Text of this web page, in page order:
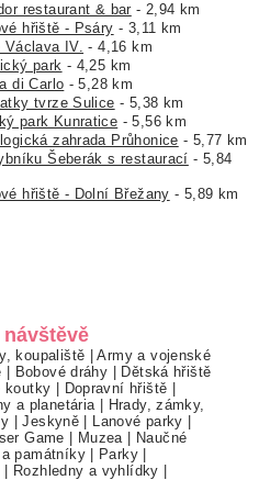
restaurant & bar - 2,94 km
hřiště - Psáry - 3,11 km
Václava IV. - 4,16 km
park - 4,25 km
di Carlo - 5,28 km
tvrze Sulice - 5,38 km
park Kunratice - 5,56 km
zahrada Průhonice - 5,77 km
Šeberák s restaurací - 5,84
hřiště - Dolní Břežany - 5,89 km
koupaliště |Army a vojenské
| Bobové dráhy | Dětská hřiště
koutky | Dopravní hřiště |
a planetária | Hrady, zámky,
|Jeskyně | Lanové parky |
Game | Muzea | Naučné
památníky| Parky |
| Rozhledny a vyhlídky |